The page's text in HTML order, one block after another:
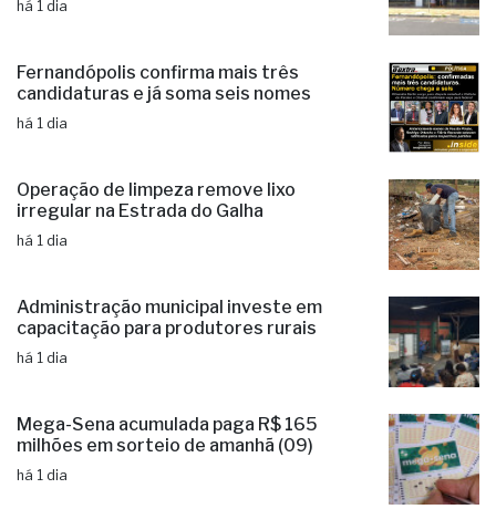
há 1 dia
Fernandópolis confirma mais três
candidaturas e já soma seis nomes
há 1 dia
Operação de limpeza remove lixo
irregular na Estrada do Galha
há 1 dia
Administração municipal investe em
capacitação para produtores rurais
há 1 dia
Mega-Sena acumulada paga R$ 165
milhões em sorteio de amanhã (09)
há 1 dia